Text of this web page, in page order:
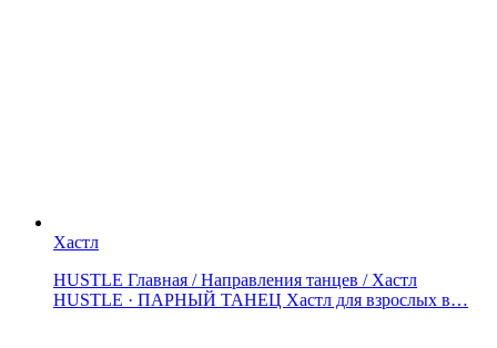
Хастл
HUSTLE Главная / Направления танцев / Хастл
HUSTLE · ПАРНЫЙ ТАНЕЦ Хастл для взрослых в…